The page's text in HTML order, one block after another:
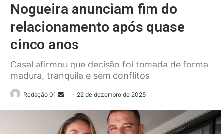
Nogueira anunciam fim do
relacionamento após quase
cinco anos
Casal afirmou que decisão foi tomada de forma
madura, tranquila e sem conflitos
Redação 01
Send
email
22 de dezembro de 2025